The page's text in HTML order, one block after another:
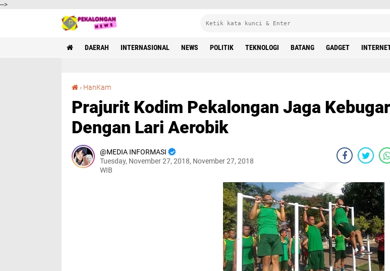
-->
DAERAH INTERNASIONAL NEWS POLITIK TEKNOLOGI BATANG GADGET
› HanKam
Prajurit Kodim Pekalongan Jaga
Dengan Lari Aerobik
MEDIA INFORMASI
Tuesday, November 27, 2018, November 27, 2018
WIB